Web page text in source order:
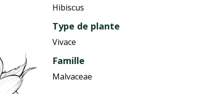
Hibiscus
Type de plante
Vivace
Famille
Malvaceae